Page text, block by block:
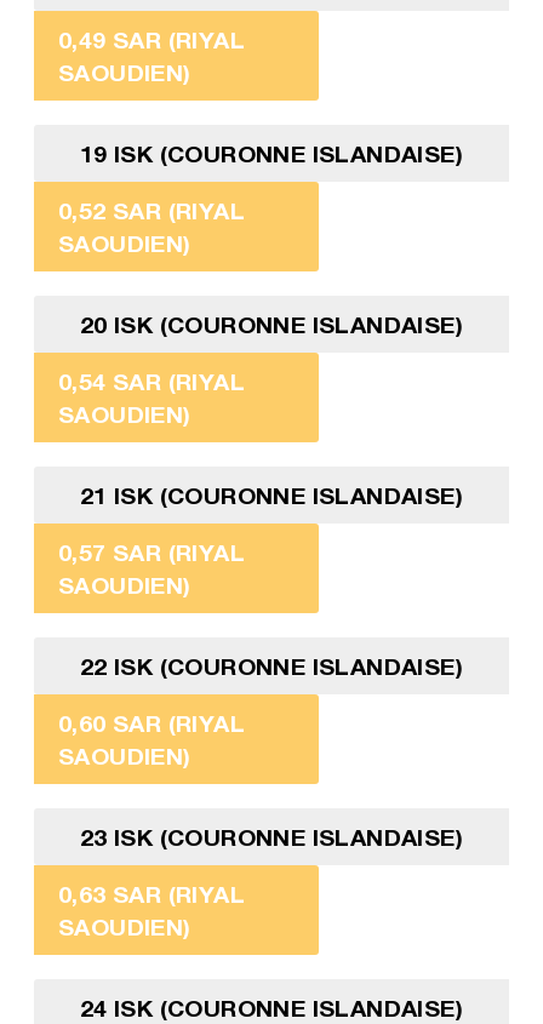
0,49 SAR (RIYAL
SAOUDIEN)
19 ISK (COURONNE ISLANDAISE)
0,52 SAR (RIYAL
SAOUDIEN)
20 ISK (COURONNE ISLANDAISE)
0,54 SAR (RIYAL
SAOUDIEN)
21 ISK (COURONNE ISLANDAISE)
0,57 SAR (RIYAL
SAOUDIEN)
22 ISK (COURONNE ISLANDAISE)
0,60 SAR (RIYAL
SAOUDIEN)
23 ISK (COURONNE ISLANDAISE)
0,63 SAR (RIYAL
SAOUDIEN)
24 ISK (COURONNE ISLANDAISE)